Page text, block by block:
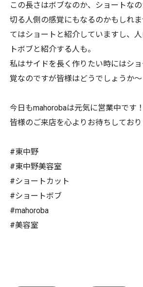
この長さはボブなのか、ショートな
切る人側の感覚にもなるのかもしれ
てはショートと紹介していますし、
トボブと紹介する人も。
私はサイドを長く作りたい時にはシ
覚なのですが皆様はどうでしょうか〜
今日もmahorobaは元気に営業中です！
皆様のご来店を心よりお待ちしており
#東中野
#東中野美容室
#ショートカット
#ショートボブ
#mahoroba
#美容室